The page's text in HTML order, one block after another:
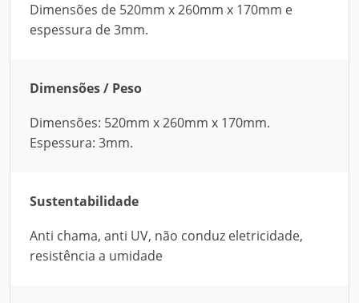
Dimensões de 520mm x 260mm x 170mm e
espessura de 3mm.
Dimensões / Peso
Dimensões: 520mm x 260mm x 170mm.
Espessura: 3mm.
Sustentabilidade
Anti chama, anti UV, não conduz eletricidade,
resistência a umidade